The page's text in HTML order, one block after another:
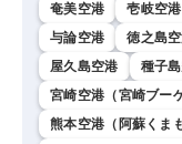
奄美空港
壱岐空港
与論空港
徳之島
屋久島空港
種子
宮崎空港（宮崎ブー
熊本空港（阿蘇くま